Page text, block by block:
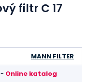
filtr C 17
MANN FILTER
Online katalog